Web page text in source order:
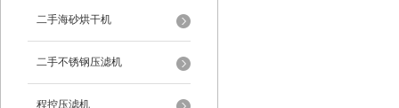
二手海砂烘干机
二手不锈钢压滤机
程控压滤机